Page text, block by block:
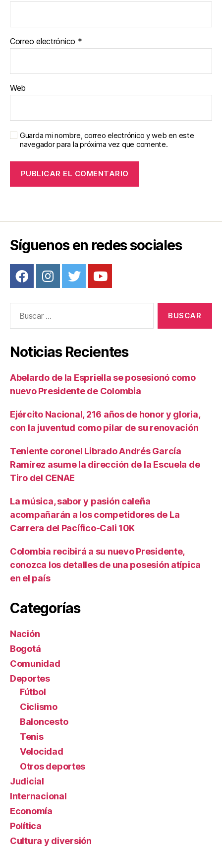
Correo electrónico *
Web
Guarda mi nombre, correo electrónico y web en este
navegador para la próxima vez que comente.
Síguenos en redes sociales
Noticias Recientes
Abelardo de la Espriella se posesionó como
nuevo Presidente de Colombia
Ejército Nacional, 216 años de honor y gloria,
con la juventud como pilar de su renovación
Teniente coronel Librado Andrés García
Ramírez asume la dirección de la Escuela de
Tiro del CENAE
La música, sabor y pasión caleña
acompañarán a los competidores de La
Carrera del Pacífico-Cali 10K
Colombia recibirá a su nuevo Presidente,
conozca los detalles de una posesión atípica
en el país
Categorías
Nación
Bogotá
Comunidad
Deportes
Fútbol
Ciclismo
Baloncesto
Tenis
Velocidad
Otros deportes
Judicial
Internacional
Economía
Política
Cultura y diversión